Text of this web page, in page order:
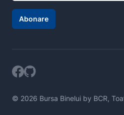
Abonare
© 2026 Bursa Binelui by BCR,